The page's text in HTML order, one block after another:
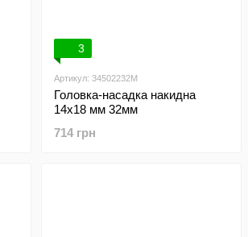
3
Артикул: 34502232M
Головка-насадка накидна
14х18 мм 32мм
714 грн